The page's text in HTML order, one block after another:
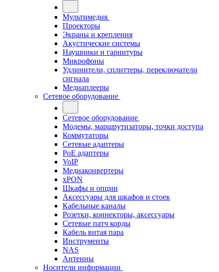
Мультимедия
Проекторы
Экраны и крепления
Акустические системы
Наушники и гарнитуры
Микрофоны
Удлинители, сплиттеры, переключатели
сигнала
Медиаплееры
Сетевое оборудование
Сетевое оборудование
Модемы, маршрутизаторы, точки доступа
Коммутаторы
Сетевые адаптеры
PoE адаптеры
VoIP
Медиаконвертеры
xPON
Шкафы и опции
Аксессуары для шкафов и стоек
Кабельные каналы
Розетки, коннекторы, аксессуары
Сетевые патч корды
Кабель витая пара
Инструменты
NAS
Антенны
Носители информации